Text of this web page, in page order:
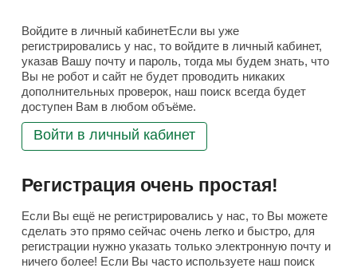
Войдите в личный кабинетЕсли вы уже
регистрировались у нас, то войдите в личный кабинет,
указав Вашу почту и пароль, тогда мы будем знать, что
Вы не робот и сайт не будет проводить никаких
дополнительных проверок, наш поиск всегда будет
доступен Вам в любом объёме.
Войти в личный кабинет
Регистрация очень простая!
Если Вы ещё не регистрировались у нас, то Вы можете
сделать это прямо сейчас очень легко и быстро, для
регистрации нужно указать только электронную почту и
ничего более! Если Вы часто используете наш поиск